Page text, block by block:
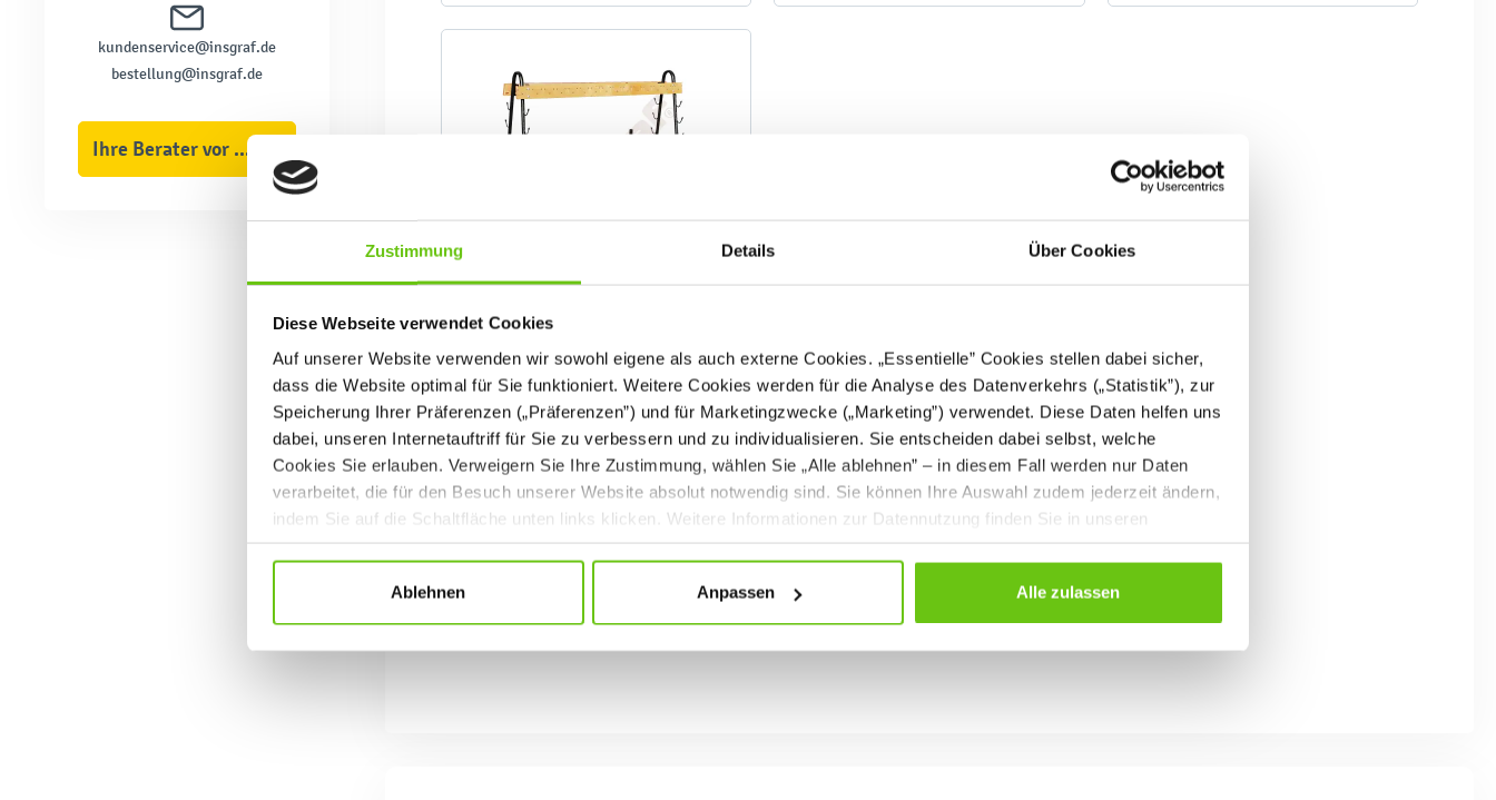
Zustimmung Details Über Cookies
Diese Webseite verwendet Cookies
Auf unserer Website verwenden wir sowohl eigene als auch externe Cookies. „Essentielle” Cookies stellen dabei sicher,
dass die Website optimal für Sie funktioniert. Weitere Cookies werden für die Analyse des Datenverkehrs („Statistik”), zur
Speicherung Ihrer Präferenzen („Präferenzen”) und für Marketingzwecke („Marketing”) verwendet. Diese Daten helfen uns
dabei, unseren Internetauftriff für Sie zu verbessern und zu individualisieren. Sie entscheiden dabei selbst, welche
Cookies Sie erlauben. Verweigern Sie Ihre Zustimmung, wählen Sie „Alle ablehnen” – in diesem Fall werden nur Daten
verarbeitet, die für den Besuch unserer Website absolut notwendig sind. Sie können Ihre Auswahl zudem jederzeit ändern,
indem Sie auf die Schaltfläche unten links klicken. Weitere Informationen zur Datennutzung finden Sie in unseren
Datenschutzrichtlinien.
Ablehnen Anpassen Alle zulassen
kundenservice@insgraf.de
bestellung@insgraf.de
Ihre Berater vor Ort
Landkartenablage für 30
Karten
269,90 €